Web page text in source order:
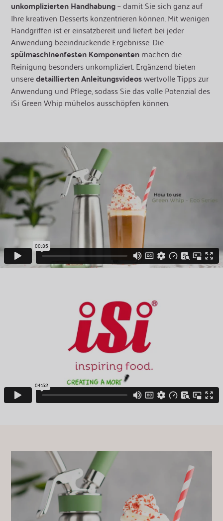
unkomplizierten Handhabung– damit Sie sich ganz auf
Ihre kreativen Desserts konzentrieren können. Mit wenigen
Handgriffen ist er einsatzbereit und liefert bei jeder
Anwendung beeindruckende Ergebnisse. Die
spülmaschinenfesten Komponentenmachen die
Reinigung besonders unkompliziert. Ergänzend bieten
unseredetaillierten Anleitungsvideoswertvolle Tipps zur
Anwendung und Pflege, sodass Sie das volle Potenzial des
iSi Green Whip mühelos ausschöpfen können.